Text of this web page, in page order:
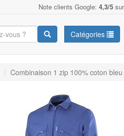
Note clients Google: 4,3/5 sur
Catégories
Combinaison 1 zip 100% coton